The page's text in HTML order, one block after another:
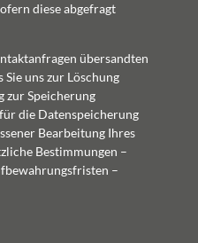
diese abgefragt
übersandten
uns zur Löschung
zur Speicherung
die Datenspeicherung
Bearbeitung Ihres
Bestimmungen –
–